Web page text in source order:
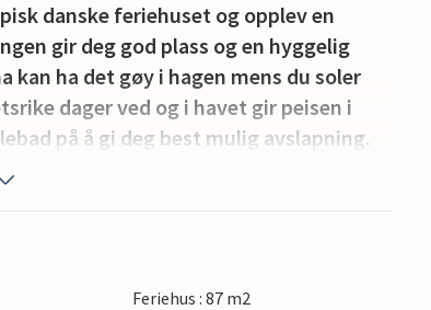
danske feriehuset og opplev en
gir deg god plass og en hyggelig
ha det gøy i hagen mens du soler
dager ved og i havet gir peisen i
på å gi deg best mulig avslapning.
stranden. Mellom Vejle og
utsikt over det skogkledde
Feriehus : 87 m2